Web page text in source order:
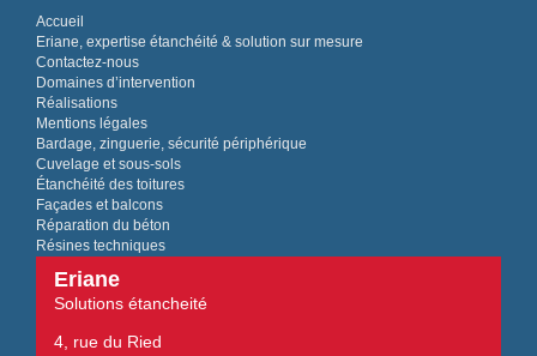
Accueil
Eriane, expertise étanchéité & solution sur mesure
Contactez-nous
Domaines d’intervention
Réalisations
Mentions légales
Bardage, zinguerie, sécurité périphérique
Cuvelage et sous-sols
Étanchéité des toitures
Façades et balcons
Réparation du béton
Résines techniques
Eriane
Solutions étancheité
4, rue du Ried